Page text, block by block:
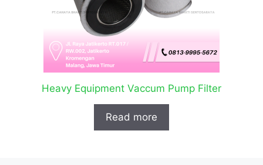
Heavy Equipment Vaccum Pump Filter
Read more